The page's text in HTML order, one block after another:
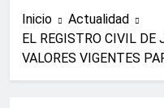
Inicio
Actualidad
EL REGISTRO CIVIL DE
VALORES VIGENTES